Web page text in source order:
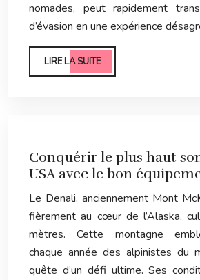
nomades, peut rapidement
d’évasion en une expérience
LIRE LA SUITE
Conquérir le plus haut
USA avec le bon
Le Denali, anciennement Mont
fièrement au cœur de l’Alaska,
mètres. Cette montagne
chaque année des alpinistes du
quête d’un défi ultime. Ses